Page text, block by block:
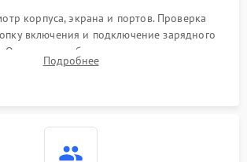
корпуса, экрана и портов. Проверка
включения и подключение зарядного
Оценка потребления тока с помощью
блока питания для локализации проблемы.
Подробнее